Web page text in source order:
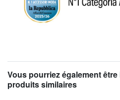
Vous pourriez également
produits similaires